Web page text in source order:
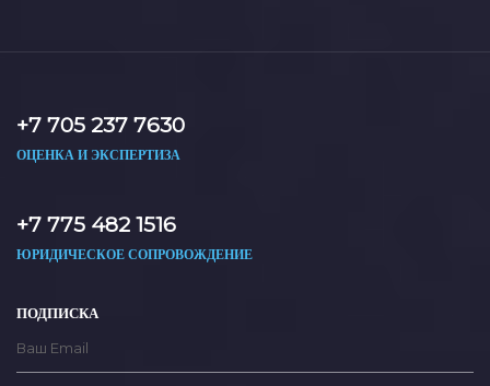
+7 705 237 7630
ОЦЕНКА И ЭКСПЕРТИЗА
+7 775 482 1516
ЮРИДИЧЕСКОЕ СОПРОВОЖДЕНИЕ
ПОДПИСКА